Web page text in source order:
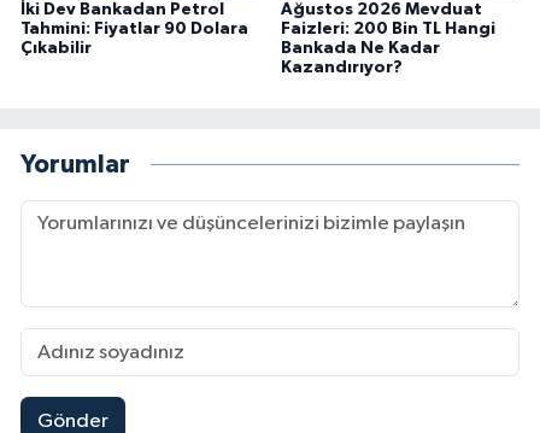
İki Dev Bankadan Petrol
Tahmini: Fiyatlar 90 Dolara
Çıkabilir
Ağustos 2026 Mevduat
Faizleri: 200 Bin TL Hangi
Bankada Ne Kadar
Kazandırıyor?
Yorumlar
Gönder